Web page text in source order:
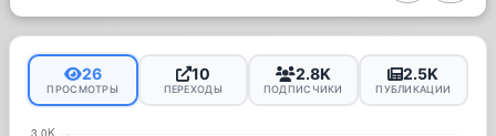
26
ПРОСМОТРЫ
10
ПЕРЕХОДЫ
2.8K
ПОДПИСЧИКИ
2.5K
ПУБЛИКАЦИИ